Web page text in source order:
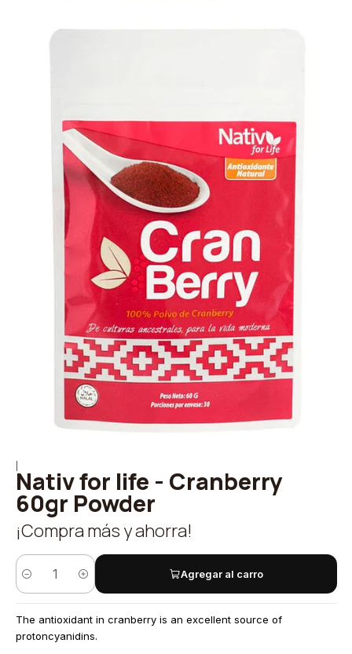
Nativ for life - Cranberry
60gr Powder
¡Compra más y ahorra!
Quantity
Agregar al carro
The antioxidant in cranberry is an excellent source of
protoncyanidins.